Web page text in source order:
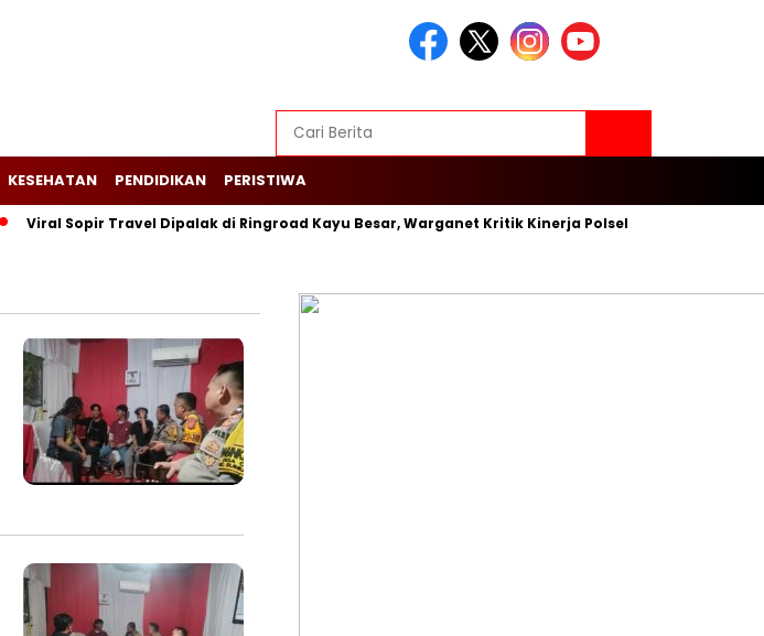
KESEHATAN PENDIDIKAN PERISTIWA
Viral Sopir Travel Dipalak di Ringroad Kayu Besar, Warganet Kritik Kinerja Polsek Cengkareng